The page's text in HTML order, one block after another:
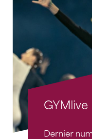
GYMlive
Dernier